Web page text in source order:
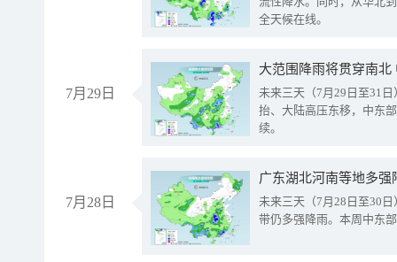
全天候在线。
7月29日
大范围降雨将贯穿南
未来三天（7月29日至31
抬、大陆高压东移，中东
续。
7月28日
广东湖北河南等地多
未来三天（7月28日至30
带仍多强降雨。本周中东